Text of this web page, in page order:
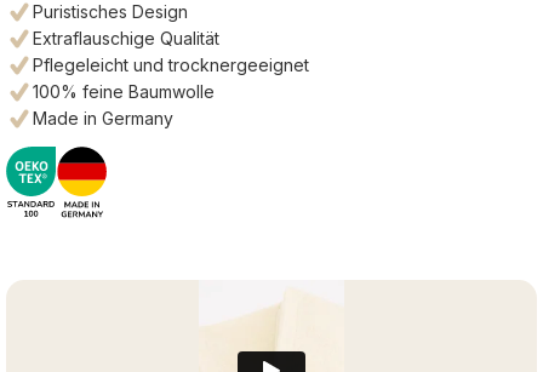
Puristisches Design
Extraflauschige Qualität
Pflegeleicht und trocknergeeignet
100% feine Baumwolle
Made in Germany